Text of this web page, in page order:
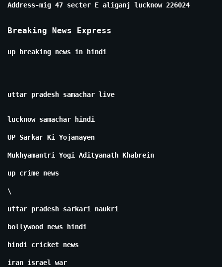
Address-mig 47 secter E aliganj lucknow 226024
Breaking News Express
up breaking news in hindi
uttar pradesh samachar live
lucknow samachar hindi
UP Sarkar Ki Yojanayen
Mukhyamantri Yogi Adityanath Khabrein
up crime news
\
uttar pradesh sarkari naukri
bollywood news hindi
hindi cricket news
iran israel war